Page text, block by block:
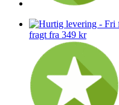
fragt fra 349 kr